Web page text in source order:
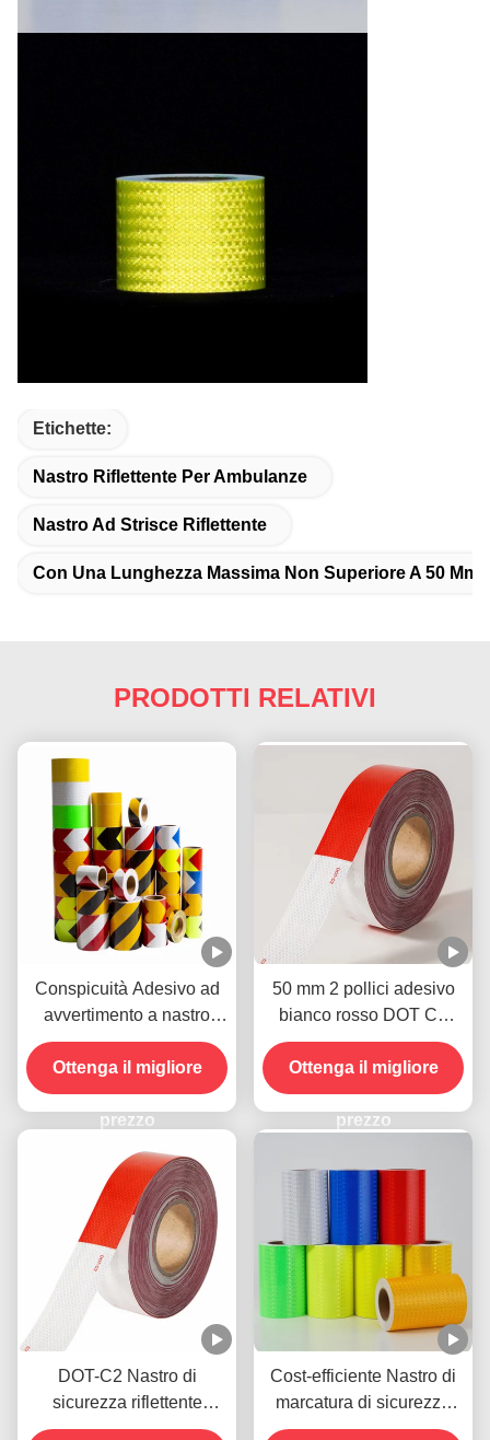
Etichette:
Nastro Riflettente Per Ambulanze
Nastro Ad Strisce Riflettente
Con Una Lunghezza Massima Non Superiore A 50 Mm
PRODOTTI RELATIVI
Conspicuità Adesivo ad
avvertimento a nastro
riflettente Biocolore Nero
E Giallo
Ottenga il migliore
prezzo
50 mm 2 pollici adesivo
bianco rosso DOT C2
adesivi adesivi di
sicurezza riflettenti su
camion per veicoli
Ottenga il migliore
prezzo
DOT-C2 Nastro di
sicurezza riflettente
impermeabile in rosso e
Cost-efficiente Nastro di
marcatura di sicurezza
riflettente di nido di miele